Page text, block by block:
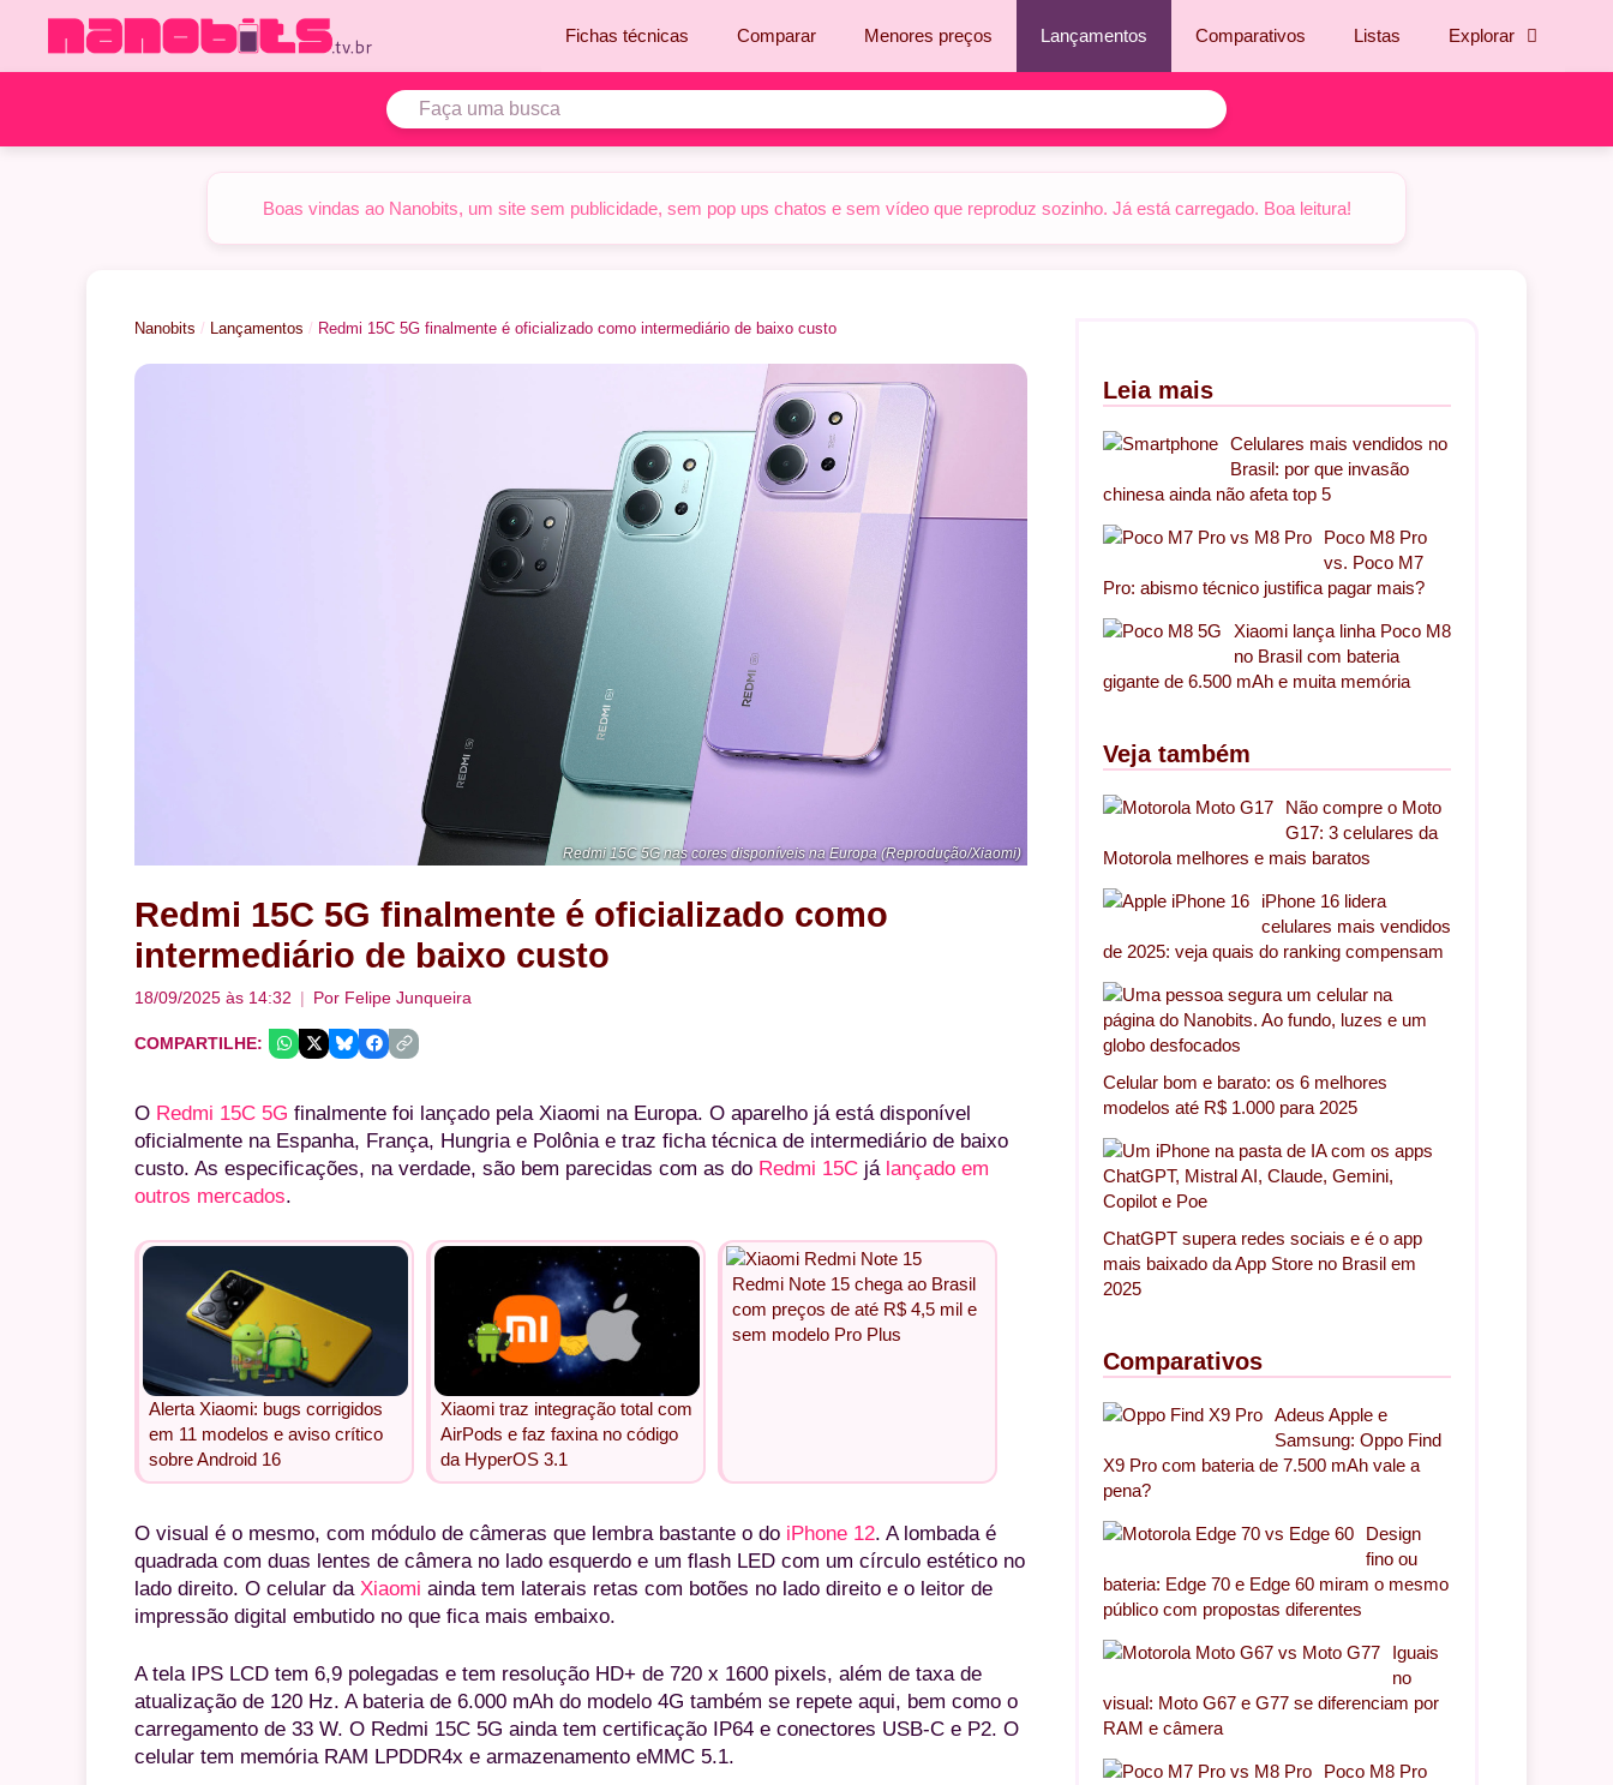
o
Fichas técnicas Comparar Menores preços Lançamentos Comparativos Listas Explorar
Boas vindas ao Nanobits, um site sem publicidade, sem pop ups chatos e sem vídeo que reproduz sozinho. Já está carregado. Boa leitura!
Nanobits / Lançamentos / Redmi 15C 5G finalmente é oficializado como intermediário de baixo custo
Redmi 15C 5G nas cores disponíveis na Europa (Reprodução/Xiaomi)
Redmi 15C 5G finalmente é oficializado como
intermediário de baixo custo
18/09/2025 às 14:32 Por Felipe Junqueira
COMPARTILHE:
O Redmi 15C 5G finalmente foi lançado pela Xiaomi na Europa. O aparelho já está disponível
oficialmente na Espanha, França, Hungria e Polônia e traz ficha técnica de intermediário de baixo
custo. As especificações, na verdade, são bem parecidas com as do Redmi 15C já lançado em
outros mercados.
Alerta Xiaomi: bugs corrigidos
em 11 modelos e aviso crítico
sobre Android 16
Xiaomi traz integração total com
AirPods e faz faxina no código
da HyperOS 3.1
Redmi Note 15 chega ao Brasil
com preços de até R$ 4,5 mil e
sem modelo Pro Plus
O visual é o mesmo, com módulo de câmeras que lembra bastante o do iPhone 12. A lombada é
quadrada com duas lentes de câmera no lado esquerdo e um flash LED com um círculo estético no
lado direito. O celular da Xiaomi ainda tem laterais retas com botões no lado direito e o leitor de
impressão digital embutido no que fica mais embaixo.
A tela IPS LCD tem 6,9 polegadas e tem resolução HD+ de 720 x 1600 pixels, além de taxa de
atualização de 120 Hz. A bateria de 6.000 mAh do modelo 4G também se repete aqui, bem como o
carregamento de 33 W. O Redmi 15C 5G ainda tem certificação IP64 e conectores USB-C e P2. O
celular tem memória RAM LPDDR4x e armazenamento eMMC 5.1.
Leia mais
Celulares mais vendidos no
Brasil: por que invasão
chinesa ainda não afeta top 5
Poco M8 Pro
vs. Poco M7
Pro: abismo técnico justifica pagar mais?
Xiaomi lança linha Poco M8
no Brasil com bateria
gigante de 6.500 mAh e muita memória
Veja também
Não compre o Moto
G17: 3 celulares da
Motorola melhores e mais baratos
iPhone 16 lidera
celulares mais vendidos
de 2025: veja quais do ranking compensam
Celular bom e barato: os 6 melhores
modelos até R$ 1.000 para 2025
ChatGPT supera redes sociais e é o app
mais baixado da App Store no Brasil em
2025
Comparativos
Adeus Apple e
Samsung: Oppo Find
X9 Pro com bateria de 7.500 mAh vale a
pena?
Design
fino ou
bateria: Edge 70 e Edge 60 miram o mesmo
público com propostas diferentes
Iguais
no
visual: Moto G67 e G77 se diferenciam por
RAM e câmera
Poco M8 Pro